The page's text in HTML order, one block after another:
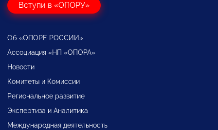
Вступи в «ОПОРУ»
Об «ОПОРЕ РОССИИ»
Ассоциация «НП «ОПОРА»
Новости
Комитеты и Комиссии
Региональное развитие
Экспертиза и Аналитика
Международная деятельность